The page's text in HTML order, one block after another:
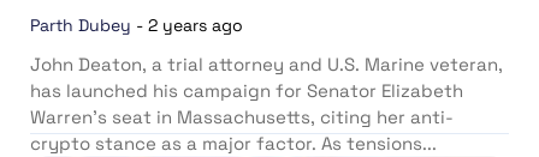
Parth Dubey - 2 years ago
John Deaton, a trial attorney and U.S. Marine veteran,
has launched his campaign for Senator Elizabeth
Warren’s seat in Massachusetts, citing her anti-
crypto stance as a major factor. As tensions...